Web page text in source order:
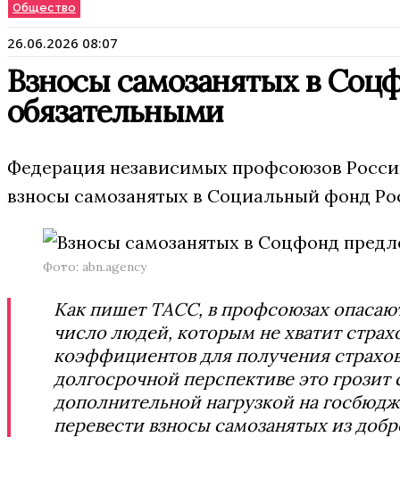
Общество
26.06.2026 08:07
Взносы самозанятых в
обязательными
Федерация независимых профсоюзов
взносы самозанятых в Социальный фонд
Фото: abn.agency
Как пишет ТАСС, в профсоюзах
число людей, которым не хватит
коэффициентов для получения
долгосрочной перспективе это
дополнительной нагрузкой на
перевести взносы самозанятых из